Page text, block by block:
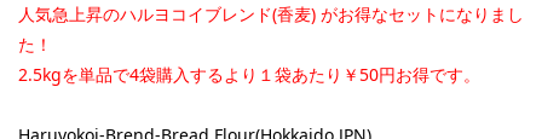
人気急上昇のハルヨコイブレンド(香麦) がお得なセットになりまし
た！
2.5kgを単品で4袋購入するより１袋あたり￥50円お得です。